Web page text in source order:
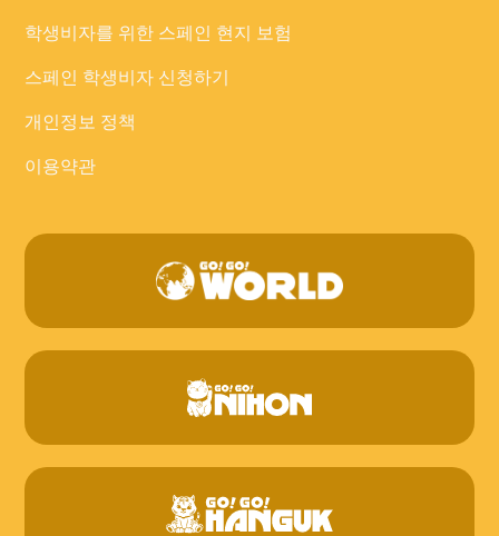
학생비자를 위한 스페인 현지 보험
스페인 학생비자 신청하기
개인정보 정책
이용약관